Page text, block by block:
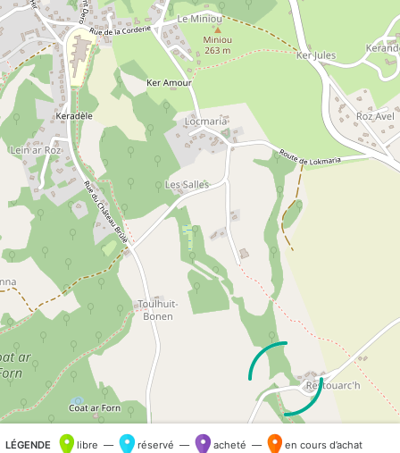
LÉGENDE libre — réservé — acheté — en cours d’achat